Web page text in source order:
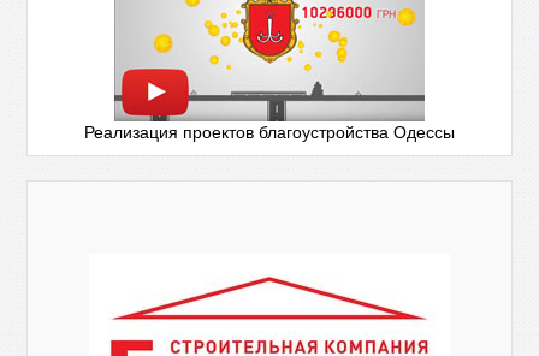
Реализация проектов благоустройства Одессы